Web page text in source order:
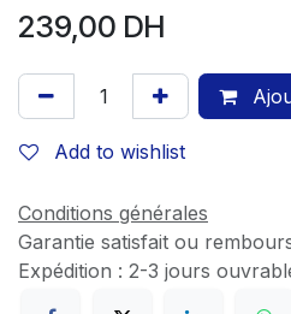
239,00 DH
Add to wishlist
Conditions générales
Garantie satisfait ou
Expédition : 2-3 jours